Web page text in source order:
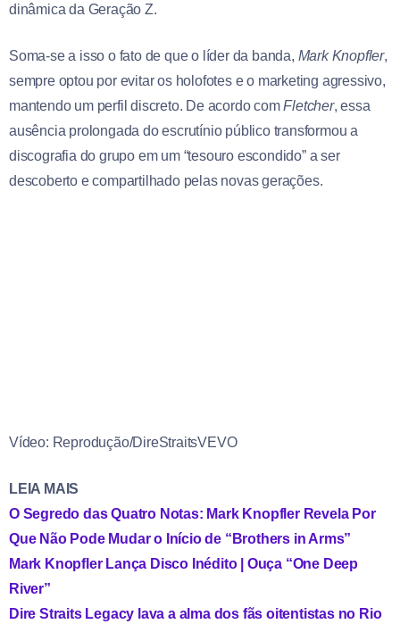
dinâmica da Geração Z.
Soma-se a isso o fato de que o líder da banda, Mark Knopfler,
sempre optou por evitar os holofotes e o marketing agressivo,
mantendo um perfil discreto. De acordo comFletcher, essa
ausência prolongada do escrutínio público transformou a
discografia do grupo em um “tesouro escondido” a ser
descoberto e compartilhado pelas novas gerações.
Vídeo: Reprodução/DireStraitsVEVO
LEIA MAIS
O Segredo das Quatro Notas: Mark Knopfler Revela Por
Que Não Pode Mudar o Início de “Brothers in Arms”
Mark Knopfler Lança Disco Inédito | Ouça “One Deep
River”
Dire Straits Legacy lava a alma dos fãs oitentistas no Rio